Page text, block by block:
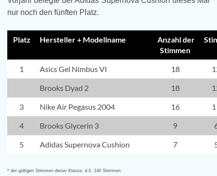
nur noch den fünften Platz.
Platz Hersteller + Modellname
Anzahl der
Stimmen
1 Asics Gel Nimbus VI 18
Brooks Dyad 2 18
3 Nike Air Pegasus 2004 16
4 Brooks Glycerin 3 9
5 Adidas Supernova Cushion 7
* der gültigen Stimmen dieser Klasse, d.h. 140 Stimmen.